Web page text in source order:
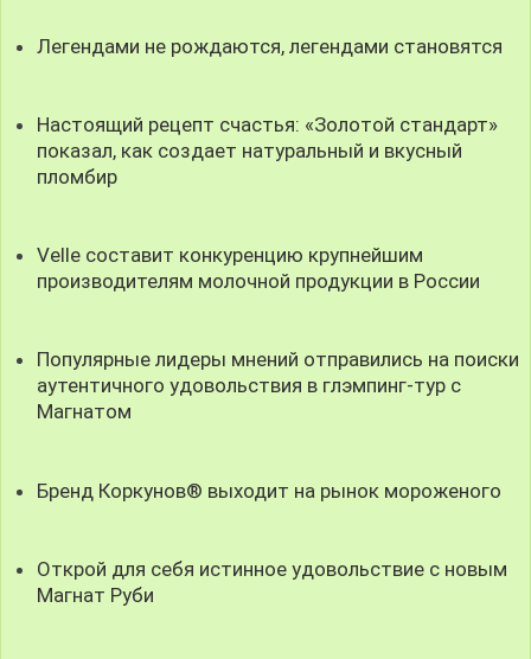
Легендами не рождаются, легендами становятся
Настоящий рецепт счастья: «Золотой стандарт»
показал, как создает натуральный и вкусный
пломбир
Velle составит конкуренцию крупнейшим
производителям молочной продукции в России
Популярные лидеры мнений отправились на поиски
аутентичного удовольствия в глэмпинг-тур с
Магнатом
Бренд Коркунов® выходит на рынок мороженого
Открой для себя истинное удовольствие с новым
Магнат Руби